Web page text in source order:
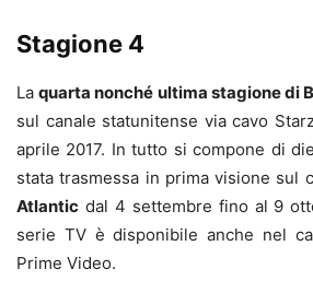
Stagione 4
Laquarta nonché ultima stagione di
sul canale statunitense via cavo
aprile 2017. In tutto si compone di
stata trasmessa in prima visione sul
Atlantic dal 4 settembre fino al 9
serie TV è disponibile anche nel
Prime Video.